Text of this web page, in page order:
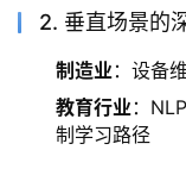
2. 垂直场景的
制造业：设备
教育行业：
制学习路径